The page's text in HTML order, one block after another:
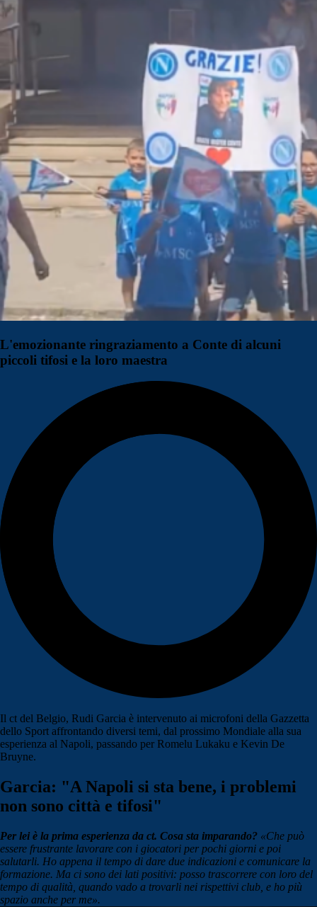
L'emozionante ringraziamento a Conte di alcuni
piccoli tifosi e la loro maestra
Il ct del Belgio, Rudi Garcia è intervenuto ai microfoni della Gazzetta
dello Sport affrontando diversi temi, dal prossimo Mondiale alla sua
esperienza al Napoli, passando per Romelu Lukaku e Kevin De
Bruyne.
Garcia: "A Napoli si sta bene, i problemi
non sono città e tifosi"
Per lei è la prima esperienza da ct. Cosa sta imparando? «Che può
essere frustrante lavorare con i giocatori per pochi giorni e poi
salutarli. Ho appena il tempo di dare due indicazioni e comunicare la
formazione. Ma ci sono dei lati positivi: posso trascorrere con loro del
tempo di qualità, quando vado a trovarli nei rispettivi club, e ho più
spazio anche per me».